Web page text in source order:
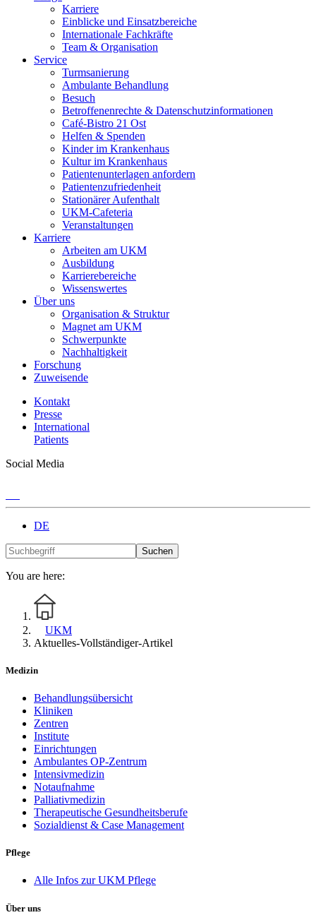
Karriere
Einblicke und Einsatzbereiche
Internationale Fachkräfte
Team & Organisation
Service
Turmsanierung
Ambulante Behandlung
Besuch
Betroffenenrechte & Datenschutzinformationen
Café-Bistro 21 Ost
Helfen & Spenden
Kinder im Krankenhaus
Kultur im Krankenhaus
Patientenunterlagen anfordern
Patientenzufriedenheit
Stationärer Aufenthalt
UKM-Cafeteria
Veranstaltungen
Karriere
Arbeiten am UKM
Ausbildung
Karrierebereiche
Wissenswertes
Über uns
Organisation & Struktur
Magnet am UKM
Schwerpunkte
Nachhaltigkeit
Forschung
Zuweisende
Kontakt
Presse
International
Patients
Social Media
DE
Suchen
You are here:
UKM
Aktuelles-Vollständiger-Artikel
Medizin
Behandlungsübersicht
Kliniken
Zentren
Institute
Einrichtungen
Ambulantes OP-Zentrum
Intensivmedizin
Notaufnahme
Palliativmedizin
Therapeutische Gesundheitsberufe
Sozialdienst & Case Management
Pflege
Alle Infos zur UKM Pflege
Über uns